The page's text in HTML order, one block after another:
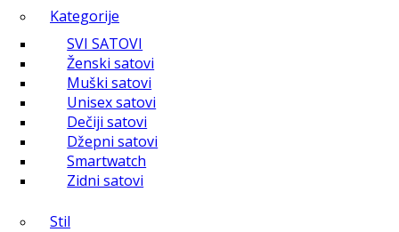
Kategorije
SVI SATOVI
Ženski satovi
Muški satovi
Unisex satovi
Dečiji satovi
Džepni satovi
Smartwatch
Zidni satovi
Stil